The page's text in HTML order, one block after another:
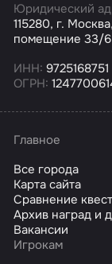
Юридический
115280, г.
помещение 33/6
ИНН: 9725168751
ОГРН:
Главное
Все города
Карта сайта
Сравнение
Архив наград и
Вакансии
Игрокам